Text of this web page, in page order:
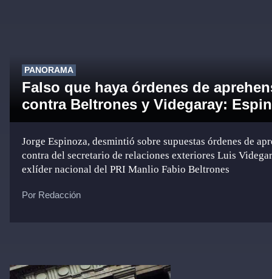
PANORAMA
Falso que haya órdenes de
contra Beltrones y Videgaray:
Jorge Espinoza, desmintió sobre supuestas órdenes de
contra del secretario de relaciones exteriores Luis
exlíder nacional del PRI Manlio Fabio Beltrones
Por Redacción